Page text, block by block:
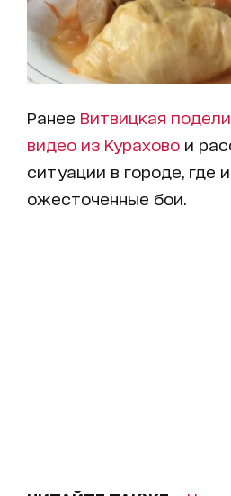
Ранее Витвицкая
видео из Курахово и
ситуации в городе, где
ожесточенные бои.